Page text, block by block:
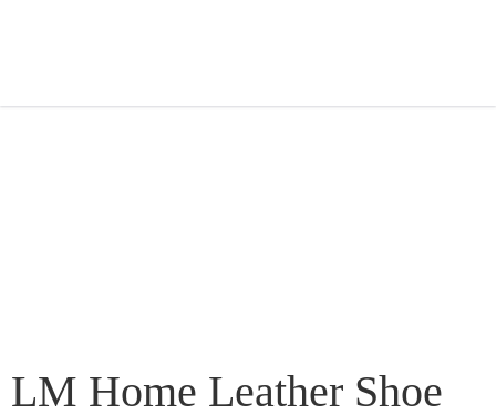
LM Home Leather Shoe